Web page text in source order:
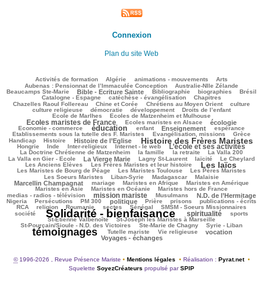
Connexion
Plan du site Web
Activités de formation Algérie animations - mouvements Arts
Aubenas : Pensionnat de l’Immaculée Conception
130/2669 Australie-Nlle Zélande
103/2669
Beaucamps Ste-Marie
598/2669 Bible - Ecriture Sainte
55/2669 Bibliographie
445/2669 biographies
158/2669 Brésil
505/2669
Catalogne - Espagne
catéchèse - évangélisation Chapitres
Chazelles Raoul Follereau
157/2669 Chine et Corée
206/2669 Chrétiens au Moyen Orient
414/2669 culture
24/2669
culture religieuse
démocratie développement Droits de l’enfant
Ecole de Marlhes
Ecoles de Matzenheim et Mulhouse
Ecoles maristes de France
259/2669 Ecoles maristes en Alsace
586/2669 écologie
Economie - commerce
1368/2669 éducation
185/2669 enfant
780/2669 Enseignement
206/2669 espérance
32/2669
Etablissements sous la tutelle des F. Maristes
188/2669 Evangélisation, missions
483/2669 Grèce
77/2669
Handicap
164/2669 Histoire
659/2669 Histoire de l’Eglise
1528/2669 Histoire des Frères Maristes
96/2669
Hongrie
15/2669 Inde
101/2669 Inter-religieux
215/2669 Internet - le web
997/2669 L’école et ses activités
25/2669
La Doctrine Chrétienne de Matzenheim
327/2669 la famille
141/2669 la retraite
61/2669 La Valla 200
215/2669
La Valla en Gier - Ecole
581/2669 La Vierge Marie
389/2669 Lagny St-Laurent
222/2669 laïcité
207/2669 Le Cheylard
96/2669
Les Anciens Elèves
82/2669 Les Frères Maristes et leur histoire
1481/2669 Les laïcs
497/2669
Les Maristes de Bourg de Péage
279/2669 Les Maristes Toulouse
486/2669 Les Pères Maristes
430/2669
Les Soeurs Maristes
Liban-Syrie Madagascar Malaisie
Marcellin Champagnat
36/2669 mariage
277/2669 Maristes en Afrique
243/2669 Maristes en Amérique
353/2669
Maristes en Asie
Maristes en Océanie Maristes hors de France
medias - radios - télévision
937/2669 mission mariste
79/2669 Musulmans
831/2669 N.D. de l’Hermitage
61/2669
Nigeria
154/2669 Persécutions
178/2669 PM 300
616/2669 politique
128/2669 Prière
101/2669 prisons
280/2669 publications - écrits
170/2669
RCA
217/2669 religion
51/2669 Roumanie
40/2669 sectes
60/2669 Sénégal
260/2669 SMSM - Soeurs Missionnaires
294/2669
société
2669/2669 Solidarité - bienfaisance
1167/2669 spiritualité
250/2669 sports
190/2669
St-Etienne Valbenoîte
St-Joseph les Maristes à Marseille
St-Pourçain/Sioule - N.D. des Victoires
97/2669 Ste-Marie de Chagny
27/2669 Syrie - Liban
2368/2669
témoignages Tutelle mariste Vie religieuse vocation
Voyages - échanges
©1996-2026 , Revue Présence Mariste • Mentions légales • Réalisation : Pyrat.net •
Squelette SoyezCréateurs propulsé parSPIP